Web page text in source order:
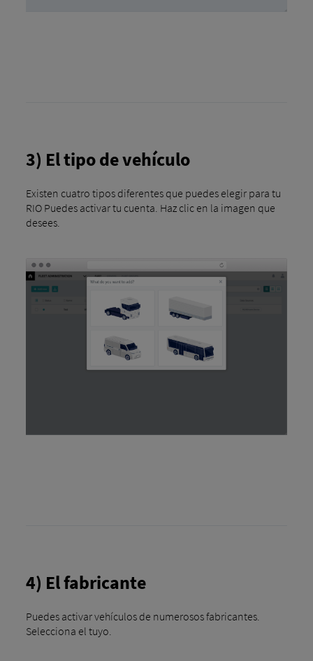
3) El tipo de vehículo
Existen cuatro tipos diferentes que puedes elegir para tu
RIO Puedes activar tu cuenta. Haz clic en la imagen que
desees.
4) El fabricante
Puedes activar vehículos de numerosos fabricantes.
Selecciona el tuyo.